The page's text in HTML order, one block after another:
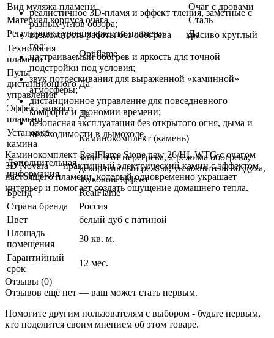
реалистичное 3D-пламя и эффект тления, заметные с
разных углов обзора;
возможность работы без обогрева — красиво круглый
год;
настраиваемый обогрев и яркость для точной
подстройки под условия;
звук потрескивания для выраженной «каминной»
атмосферы;
дистанционное управление для повседневного
комфорта и экономии времени;
безопасная эксплуатация без открытого огня, дыма и
необходимости в дымоходе.
Каминокомплект RealFlame Stone new 26/HL WTG с очагом
3D Novara — практичный электрический камин с эффектом
настоящего пламени, который одновременно украшает
интерьер и помогает создать ощущение домашнего тепла.
Вид муляжа пламени
Очаг с дровами
Материал корпуса очага
Сталь
Регулировка уровня яркости пламени
Да
Технология
пламени
Optiflame
Пульт
дистанционного
управления
Да
Эффект живого
пламени
Да
Установка
камина
Каминокомплект (камень)
Дополнительная
информация
защита от перегрева, 2 режима обогрева,
декоративный режим, увлажнитель воздуха,
звуковой эффект
Бренд
RealFlame
Страна бренда
Россия
Цвет
белый дуб с патиной
Площадь
помещения
30 кв. м.
Гарантийный
срок
12 мес.
Отзывы (0)
Отзывов ещё нет — ваш может стать первым.
Помогите другим пользователям с выбором - будьте первым,
кто поделится своим мнением об этом товаре.